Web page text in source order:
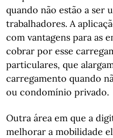
quando não estão a ser
trabalhadores. A
com vantagens para as
cobrar por esse
particulares, que
carregamento quando
ou condomínio privado.
Outra área em que a
melhorar a mobilidade